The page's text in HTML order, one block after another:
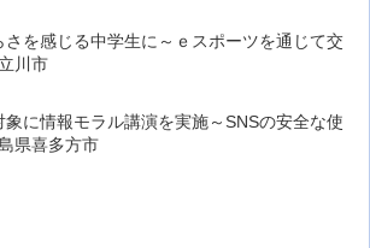
を感じる中学生に～ｅスポーツを通じて交
川市
に情報モラル講演を実施～SNSの安全な使
県喜多方市